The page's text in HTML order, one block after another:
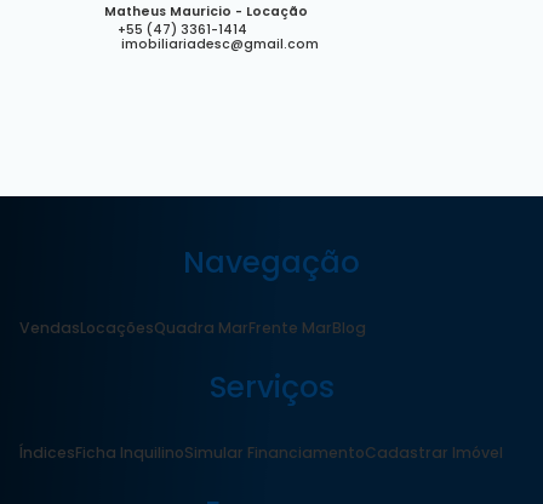
Matheus Mauricio - Locação
+55 (47) 3361-1414
imobiliariadesc@gmail.com
Navegação
VendasLocaçõesQuadra MarFrente MarBlog
Serviços
ÍndicesFicha InquilinoSimular FinanciamentoCadastrar Imóvel